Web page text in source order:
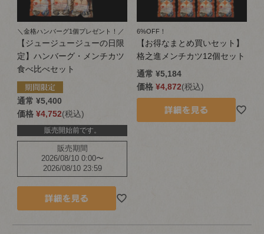
＼金格ハンバーグ1個プレゼント！／
【ジュージュージューの日限
定】ハンバーグ・メンチカツ
食べ比べセット
通常 ¥5,400
価格 ¥4,752 税込
販売開始前です。
販売期間
2026/08/10 0:00〜
2026/08/10 23:59
6%OFF！
【お得なまとめ買いセット】
格之進メンチカツ12個セット
通常 ¥5,184
価格 ¥4,872 税込